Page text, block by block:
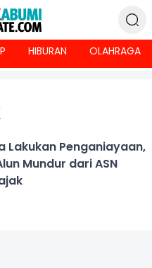
HIBURAN OLAHRAGA
Lakukan Penganiayaan,
Mundur dari ASN